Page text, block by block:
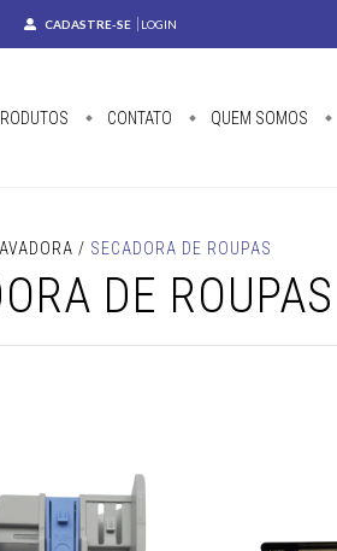
CADASTRE-SE LOGIN
CONTATO QUEM SOMOS
LAVADORA / SECADORA DE ROUPAS
DE ROUPAS